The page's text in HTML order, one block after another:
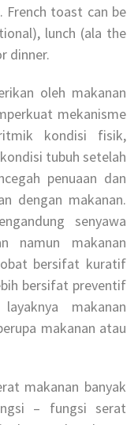
French toast can be
lunch (ala the
dinner.
oleh makanan
mekanisme
kondisi fisik,
tubuh setelah
penuaan dan
dengan makanan.
senyawa
namun makanan
bersifat kuratif
bersifat preventif
makanan
makanan atau
makanan banyak
– fungsi serat